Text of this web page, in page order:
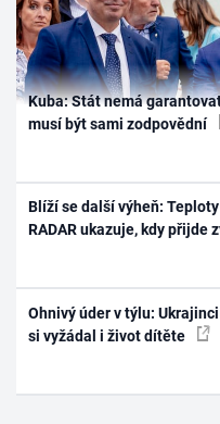
Kuba: Stát nemá
musí být sami zodpovědní
Blíží se další výheň:
RADAR ukazuje, kdy přijde
Ohnivý úder v týlu:
si vyžádal i život dítěte